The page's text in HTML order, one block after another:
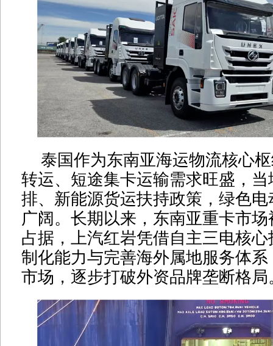
泰国作为东南亚海运物流核心
转运、短途集卡运输需求旺盛，
排、新能源货运扶持政策，绿色
广阔。长期以来，东南亚重卡市
占据，上汽红岩凭借自主三电核
制化能力与完善海外属地服务体
市场，逐步打破外资品牌垄断格局